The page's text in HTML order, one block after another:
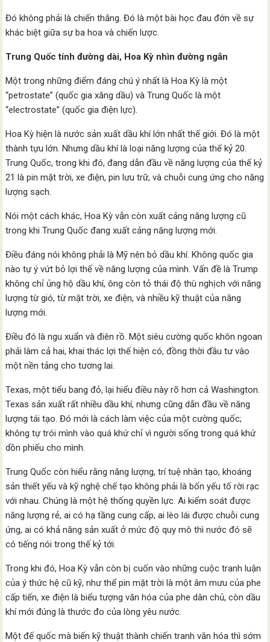
Đó không phải là chiến thắng. Đó là một bài học đau đớn về sự
khác biệt giữa sự ba hoa và chiến lược.
Trung Quốc tính đường dài, Hoa Kỳ nhìn đường ngắn
Một trong những điểm đáng chú ý nhất là Hoa Kỳ là một
“petrostate” (quốc gia xăng dầu) và Trung Quốc là một
“electrostate” (quốc gia điện lực).
Hoa Kỳ hiện là nước sản xuất dầu khí lớn nhất thế giới. Đó là một
thành tựu lớn. Nhưng dầu khí là loại năng lượng của thế kỷ 20.
Trung Quốc, trong khi đó, đang dẫn đầu về năng lượng của thế kỷ
21 là pin mặt trời, xe điện, pin lưu trữ, và chuỗi cung ứng cho năng
lượng sạch.
Nói một cách khác, Hoa Kỳ vẫn còn xuất cảng năng lượng cũ
trong khi Trung Quốc đang xuất cảng năng lượng mới.
Điều đáng nói không phải là Mỹ nên bỏ dầu khí. Không quốc gia
nào tự ý vứt bỏ lợi thế về năng lượng của mình. Vấn đề là Trump
không chỉ ủng hộ dầu khí, ông còn tỏ thái độ thù nghịch với năng
lượng từ gió, từ mặt trời, xe điện, và nhiều kỹ thuật của năng
lượng mới.
Điều đó là ngu xuẩn và điên rồ. Một siêu cường quốc khôn ngoan
phải làm cả hai, khai thác lợi thế hiện có, đồng thời đầu tư vào
một nền tảng cho tương lai.
Texas, một tiểu bang đỏ, lại hiểu điều này rõ hơn cả Washington.
Texas sản xuất rất nhiều dầu khí, nhưng cũng dẫn đầu về năng
lượng tái tạo. Đó mới là cách làm việc của một cường quốc;
không tự trói mình vào quá khứ chỉ vì người sống trong quá khứ
dồn phiếu cho mình.
Trung Quốc còn hiểu rằng năng lượng, trí tuệ nhân tạo, khoáng
sản thiết yếu và kỹ nghệ chế tạo không phải là bốn yếu tố rời rạc
với nhau. Chúng là một hệ thống quyền lực. Ai kiểm soát được
năng lượng rẻ, ai có hạ tầng cung cấp, ai lèo lái được chuỗi cung
ứng, ai có khả năng sản xuất ở mức độ quy mô thì nước đó sẽ
có tiếng nói trong thế kỷ tới.
Trong khi đó, Hoa Kỳ vẫn còn bị cuốn vào những cuộc tranh luận
của ý thức hệ cũ kỹ, như thể pin mặt trời là một âm mưu của phe
cấp tiến, xe điện là biểu tượng văn hóa của phe dân chủ, còn dầu
khí mới đúng là thước đo của lòng yêu nước.
Một đế quốc mà biến kỹ thuật thành chiến tranh văn hóa thì sớm